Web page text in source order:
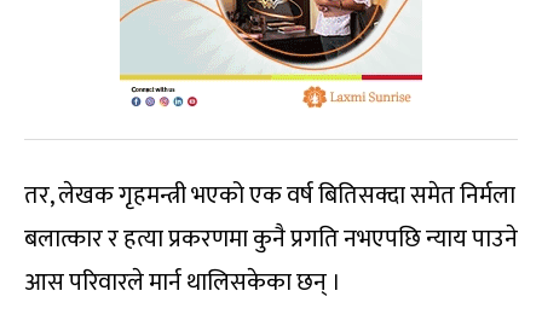
तर, लेखक गृहमन्त्री भएको एक वर्ष बितिसक्दा समेत निर्मला
बलात्कार र हत्या प्रकरणमा कुनै प्रगति नभएपछि न्याय पाउने
आस परिवारले मार्न थालिसकेका छन् ।